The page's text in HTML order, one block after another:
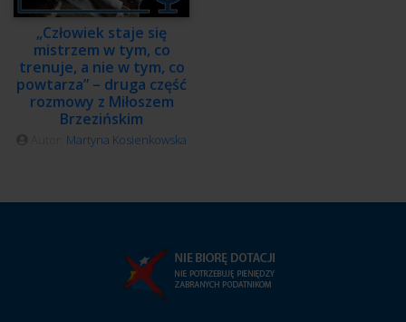
„Człowiek staje się
mistrzem w tym, co
trenuje, a nie w tym, co
powtarza” – druga część
rozmowy z Miłoszem
Brzezińskim
Martyna Kosienkowska